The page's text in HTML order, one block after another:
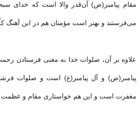
مقام پیامبر(ص) آن‌قدر والا است كه خدای
می‌فرستند و بهتر است مؤمنان هم در این آهنگ
علاوه بر آن، صلوات خدا به معنی فرستادن
پیامبر(ص) و آل پیامبر(ع) است و صلوات
مغفرت است و این هم خواستاری مقام و عظمت